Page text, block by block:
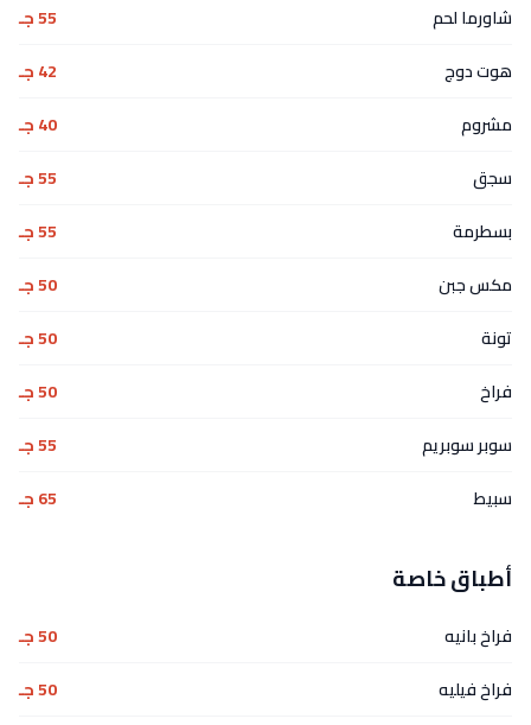
شاورما لحم
55 جـ
هوت دوج
42 جـ
مشروم
40 جـ
سجق
55 جـ
بسطرمة
55 جـ
مكس جبن
50 جـ
تونة
50 جـ
فراخ
50 جـ
سوبر سوبريم
55 جـ
سبيط
65 جـ
أطباق خاصة
فراخ بانيه
50 جـ
فراخ فيليه
50 جـ